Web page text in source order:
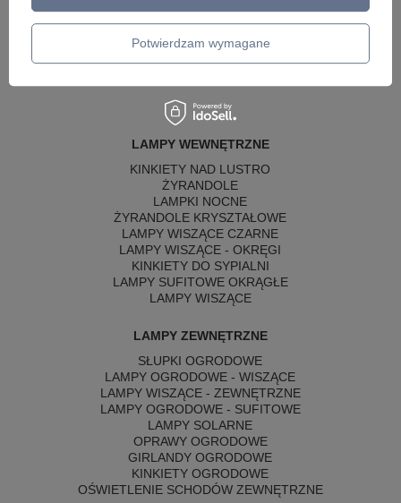
LAMPY WEWNĘTRZNE
KINKIETY NAD LUSTRO
ŻYRANDOLE
LAMPKI NOCNE
ŻYRANDOLE KRYSZTAŁOWE
LAMPY WISZĄCE CZARNE
LAMPY WISZĄCE - OKRĘGI
KINKIETY DO SYPIALNI
LAMPY SUFITOWE OKRĄGŁE
LAMPY WISZĄCE
LAMPY ZEWNĘTRZNE
SŁUPKI OGRODOWE
LAMPY OGRODOWE - WISZĄCE
LAMPY WISZĄCE - ZEWNĘTRZNE
LAMPY OGRODOWE - SUFITOWE
LAMPY SOLARNE
OPRAWY OGRODOWE
GIRLANDY OGRODOWE
KINKIETY OGRODOWE
OŚWIETLENIE SCHODÓW ZEWNĘTRZNE
Potwierdzam wymagane